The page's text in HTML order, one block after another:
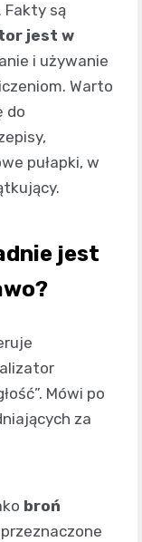
są
jest w
i używanie
Warto
do
pułapki, w
jest
Mówi po
za
broń